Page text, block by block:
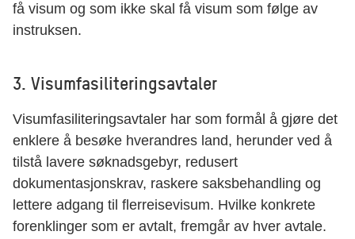
få visum og som ikke skal få visum som følge av
instruksen.
3. Visumfasiliteringsavtaler
Visumfasiliteringsavtaler har som formål å gjøre det
enklere å besøke hverandres land, herunder ved å
tilstå lavere søknadsgebyr, redusert
dokumentasjonskrav, raskere saksbehandling og
lettere adgang til flerreisevisum. Hvilke konkrete
forenklinger som er avtalt, fremgår av hver avtale.